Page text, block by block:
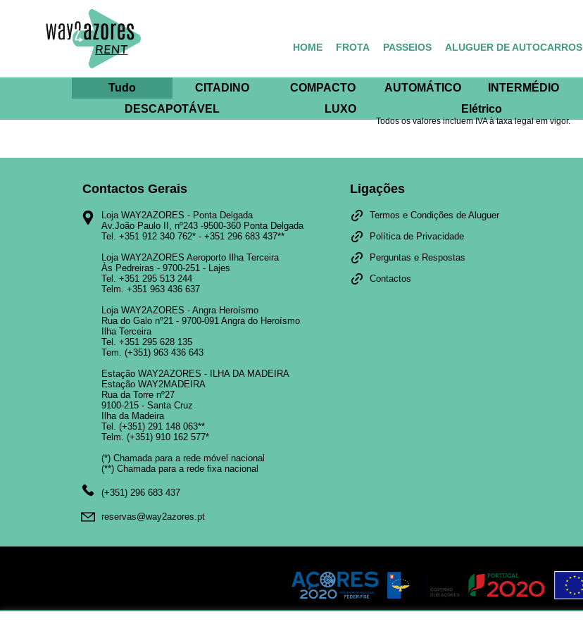
HOME FROTA PASSEIOS ALUGUER DE AUTOCARROS
Tudo CITADINO COMPACTO AUTOMÁTICO INTERMÉDIO
DESCAPOTÁVEL
LUXO Elétrico
Todos os valores incluem IVA à taxa legal em vigor.
Contactos Gerais
Loja WAY2AZORES - Ponta Delgada
Av.João Paulo II, nº243 -9500-360 Ponta Delgada
Tel. +351 912 340 762* - +351 296 683 437**
Loja WAY2AZORES Aeroporto Ilha Terceira
Às Pedreiras - 9700-251 - Lajes
Tel. +351 295 513 244
Telm. +351 963 436 637
Loja WAY2AZORES - Angra Heroísmo
Rua do Galo nº21 - 9700-091 Angra do Heroísmo
Ilha Terceira
Tel. +351 295 628 135
Tem. (+351) 963 436 643
Estação WAY2AZORES - ILHA DA MADEIRA
Estação WAY2MADEIRA
Rua da Torre nº27
9100-215 - Santa Cruz
Ilha da Madeira
Tel. (+351) 291 148 063**
Telm. (+351) 910 162 577*
(*) Chamada para a rede móvel nacional
(**) Chamada para a rede fixa nacional
(+351) 296 683 437
reservas@way2azores.pt
Ligações
Termos e Condições de Aluguer
Política de Privacidade
Perguntas e Respostas
Contactos